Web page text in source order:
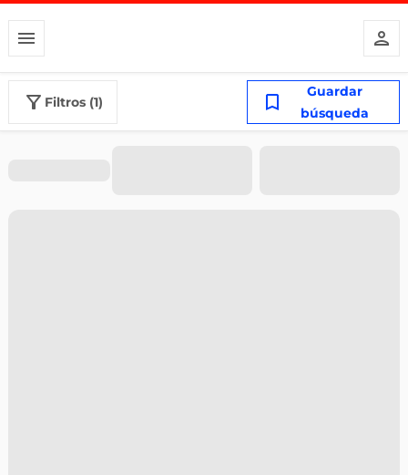
filtros (1)
Guardar
búsqueda